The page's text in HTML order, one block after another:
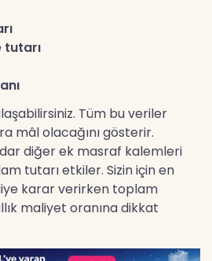
tutarı
Tüm bu veriler
mâl olacağını gösterir.
diğer ek masraf kalemleri
tutarı etkiler. Sizin için en
karar verirken toplam
maliyet oranına dikkat